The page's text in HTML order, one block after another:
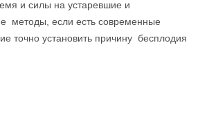
и силы на устаревшие и
методы, если есть современные
точно установить причину бесплодия